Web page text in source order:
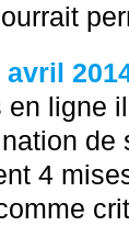
en ligne
4